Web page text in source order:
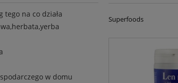
tego na co działa
w domu
Superfoods